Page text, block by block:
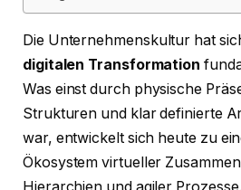
Die Unternehmenskultur hat
digitalen Transformation
Was einst durch physische
Strukturen und klar definierte
war, entwickelt sich heute zu
Ökosystem virtueller